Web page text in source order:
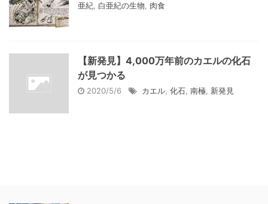
亜紀 白亜紀の生物 肉食
【新発見】4,000万年前のカエルの化石
が見つかる
2020/5/6 カエル 化石 南極 新発見